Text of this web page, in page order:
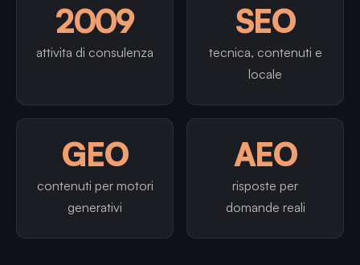
2009
attivita di consulenza
SEO
tecnica, contenuti e
locale
GEO
contenuti per motori
generativi
AEO
risposte per
domande reali